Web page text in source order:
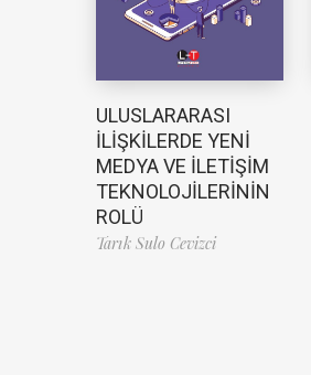
ULUSLARARASI
İLİŞKİLERDE YENİ
MEDYA VE İLETİŞİM
TEKNOLOJİLERİNİN
ROLÜ
Tarık Sulo Cevizci